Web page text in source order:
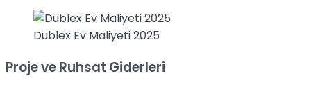
Dublex Ev Maliyeti 2025
Proje ve Ruhsat Giderleri